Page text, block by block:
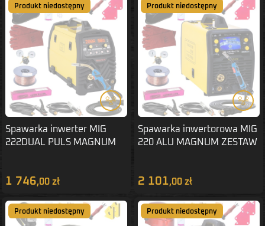
Produkt niedostępny
Spawarka inwerter MIG
222DUAL PULS MAGNUM
1 746,00 zł
Produkt niedostępny
Spawarka inwertorowa MIG
220 ALU MAGNUM ZESTAW
2 101,00 zł
Produkt niedostępny Produkt niedostępny